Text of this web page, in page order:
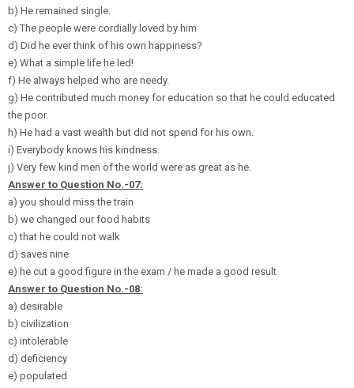
b) He remained single.
c) The people were cordially loved by him
d) Did he ever think of his own happiness?
e) What a simple life he led!
f) He always helped who are needy.
g) He contributed much money for education so that he could educated
the poor.
h) He had a vast wealth but did not spend for his own.
i) Everybody knows his kindness.
j) Very few kind men of the world were as great as he.
Answer to Question No.-07:
a) you should miss the train
b) we changed our food habits
c) that he could not walk
d) saves nine
e) he cut a good figure in the exam / he made a good result
Answer to Question No.-08:
a) desirable
b) civilization
c) intolerable
d) deficiency
e) populated